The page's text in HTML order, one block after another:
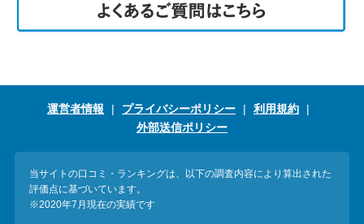
運営者情報 プライバシーポリシー
利用規約
外部送信ポリシー
当サイトの口コミ・ランキングは、以下の調査内容により算出された
評価点に基づいています。
※2020年7月現在の実績です